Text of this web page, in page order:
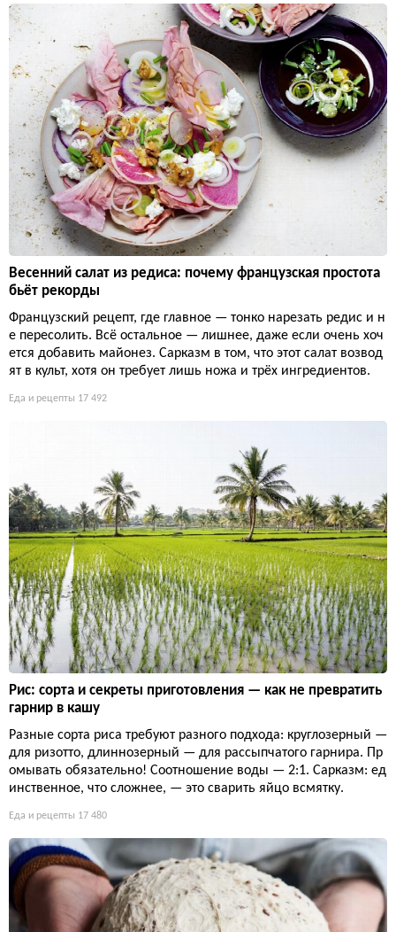
Весенний салат из редиса: почему французская простота
бьёт рекорды
Французский рецепт, где главное — тонко нарезать редис и н
е пересолить. Всё остальное — лишнее, даже если очень хоч
ется добавить майонез. Сарказм в том, что этот салат возвод
ят в культ, хотя он требует лишь ножа и трёх ингредиентов.
Еда и рецепты 17 492
Рис: сорта и секреты приготовления — как не превратить
гарнир в кашу
Разные сорта риса требуют разного подхода: круглозерный —
для ризотто, длиннозерный — для рассыпчатого гарнира. Пр
омывать обязательно! Соотношение воды — 2:1. Сарказм: ед
инственное, что сложнее, — это сварить яйцо всмятку.
Еда и рецепты 17 480